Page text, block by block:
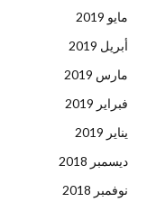
مايو 2019
أبريل 2019
مارس 2019
فبراير 2019
يناير 2019
ديسمبر 2018
نوفمبر 2018